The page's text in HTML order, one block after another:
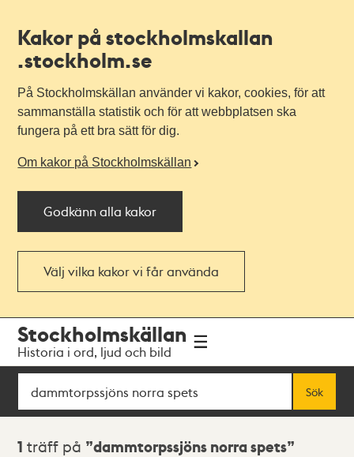
Kakor på stockholmskallan
.stockholm.se
På Stockholmskällan använder vi kakor, cookies, för att
sammanställa statistik och för att webbplatsen ska
fungera på ett bra sätt för dig.
Om kakor på Stockholmskällan
Godkänn alla kakor
Välj vilka kakor vi får använda
navigationen
huvudinnehållet
Stockholmskällan
Historia i ord, ljud och bild
Sök
Sök
Sökresultat
1 träff på dammtorpssjöns norra spets